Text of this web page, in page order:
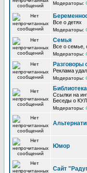
Модераторы:
Все о детях
Модераторы:
Семья
Все о семье,
Модераторы:
Разговоры
Реклама
Модераторы:
Библиотека
Ссылки на
Беседы о
Модераторы:
Юмор
Сайт